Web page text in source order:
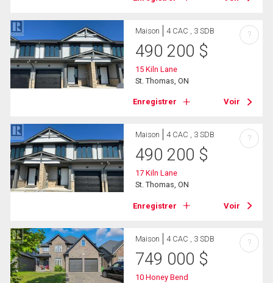
Maison 4 CAC , 3 SDB
490 200 $
15 Kiln Lane
St. Thomas, ON
Enregistrer Voir
?
Maison 4 CAC , 3 SDB
490 200 $
17 Kiln Lane
St. Thomas, ON
Enregistrer Voir
?
Maison 4 CAC , 3 SDB
749 000 $
10 Honey Bend
?